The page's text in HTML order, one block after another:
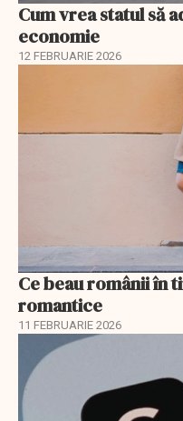
Cum vrea statul să
economie
12 FEBRUARIE 2026
Ce beau românii în
romantice
11 FEBRUARIE 2026